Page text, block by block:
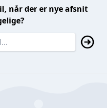
når der er nye afsnit